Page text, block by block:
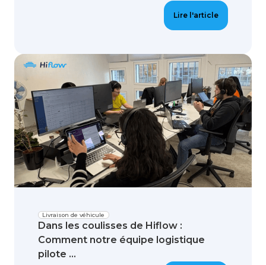
Lire l'article
Livraison de véhicule
Dans les coulisses de Hiflow :
Comment notre équipe logistique
pilote ...